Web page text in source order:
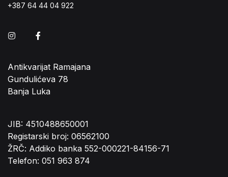
+387 64 44 04 922
Instagram
Antikvarijat Ramajana
Gundulićeva 78
Banja Luka
JIB: 4510488650001
Registarski broj: 06562100
ŽRČ: Addiko banka 552-000221-84156-71
Telefon: 051 963 874